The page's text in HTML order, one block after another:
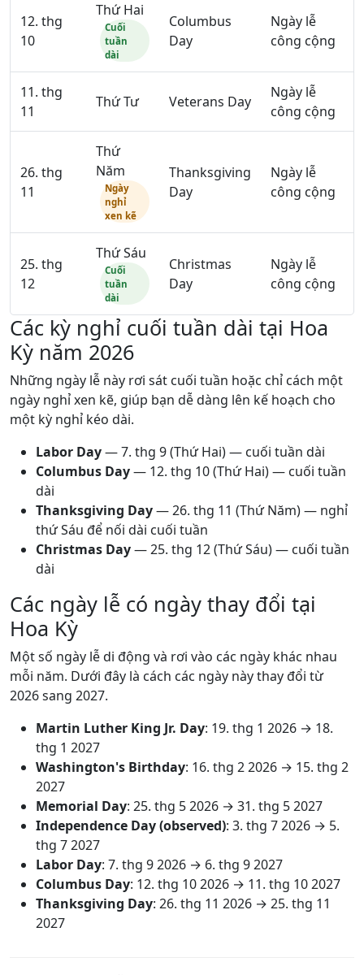
12. thg
10
Thứ Hai
Cuối
tuần
dài
Columbus
Day
Ngày lễ
công cộng
11. thg
11
Thứ Tư Veterans Day
Ngày lễ
công cộng
26. thg
11
Thứ
Năm
Ngày
nghỉ
xen kẽ
Thanksgiving
Day
Ngày lễ
công cộng
25. thg
12
Thứ Sáu
Cuối
tuần
dài
Christmas
Day
Ngày lễ
công cộng
Các kỳ nghỉ cuối tuần dài tại Hoa
Kỳ năm 2026
Những ngày lễ này rơi sát cuối tuần hoặc chỉ cách một
ngày nghỉ xen kẽ, giúp bạn dễ dàng lên kế hoạch cho
một kỳ nghỉ kéo dài.
Labor Day—7. thg 9(Thứ Hai) — cuối tuần dài
Columbus Day— 12. thg 10(Thứ Hai) — cuối tuần
dài
Thanksgiving Day—26. thg 11 (Thứ Năm) — nghỉ
thứ Sáu để nối dài cuối tuần
Christmas Day—25. thg 12(Thứ Sáu) — cuối tuần
dài
Các ngày lễ có ngày thay đổi tại
Hoa Kỳ
Một số ngày lễ di động và rơi vào các ngày khác nhau
mỗi năm. Dưới đây là cách các ngày này thay đổi từ
2026 sang 2027.
Martin Luther King Jr. Day: 19. thg 1 2026 → 18.
thg 1 2027
Washington's Birthday: 16. thg 2 2026 → 15. thg 2
2027
Memorial Day: 25. thg 5 2026 → 31. thg 5 2027
Independence Day (observed): 3. thg 7 2026 → 5.
thg 7 2027
Labor Day: 7. thg 9 2026 → 6. thg 9 2027
Columbus Day: 12. thg 10 2026 → 11. thg 10 2027
Thanksgiving Day: 26. thg 11 2026 → 25. thg 11
2027